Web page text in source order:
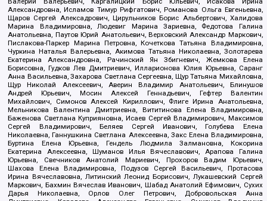
Александровна, Исламов Тимур Рифгатович, Романова Ольга Евгеньевна,
Щаров Сергей Алексадрович, Цирульников Борис Альбертович, Халидова
Марина Владимировна, Людевиг Марина Зариевна, Федотова Галина
Анатольевна, Паутов Юрий Анатольевич, Верховский Александр Маркович,
Пислакова-Паркер Марина Петровна, Кочеткова Татьяна Владимировна,
Чуркина Наталья Валерьевна, Акимова Татьяна Николаевна, Золотарева
Екатерина Александровна, Рачинский Ян Збигневич, Жемкова Елена
Борисовна, Гудков Лев Дмитриевич, Илларионова Юлия Юрьевна, Саранг
Анна Васильевна, Захарова Светлана Сергеевна, Щур Татьяна Михайловна,
Щур Николай Алексеевич, Аверин Владимир Анатольевич, Блинушов
Андрей Юрьевич, Мосин Алексей Геннадьевич, Гефтер Валентин
Михайлович, Симонов Алексей Кириллович, Флиге Ирина Анатольевна,
Мельникова Валентина Дмитриевна, Вититинова Елена Владимировна,
Баженова Светлана Куприяновна, Исаев Сергей Владимирович, Максимов
Сергей Владимирович, Беляев Сергей Иванович, Голубева Елена
Николаевна, Ганнушкина Светлана Алексеевна, Закс Елена Владимировна,
Буртина Елена Юрьевна, Гендель Людмила Залмановна, Кокорина
Екатерина Алексеевна, Шуманов Илья Вячеславович, Арапова Галина
Юрьевна, Свечников Анатолий Мариевич, Прохоров Вадим Юрьевич,
Шахова Елена Владимировна, Подузов Сергей Васильевич, Протасова
Ирина Вячеславовна, Литинский Леонид Борисович, Лукашевский Сергей
Маркович, Бахмин Вячеслав Иванович, Шабад Анатолий Ефимович, Сухих
Дарья Николаевна, Орлов Олег Петрович, Добровольская Анна